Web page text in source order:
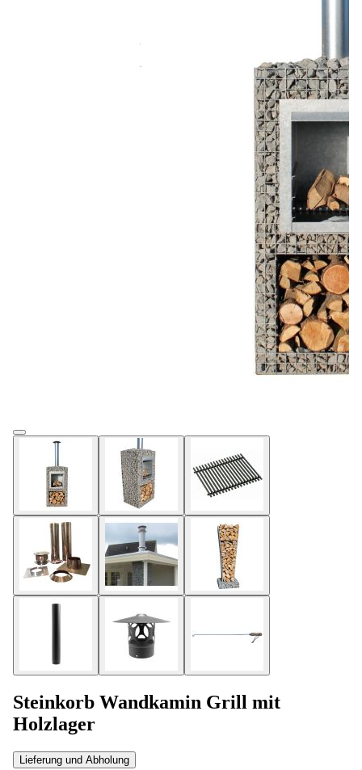
Steinkorb Wandkamin Grill mit
Holzlager